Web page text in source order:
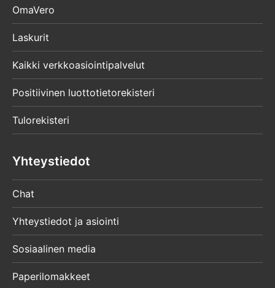
OmaVero
Laskurit
Kaikki verkkoasiointipalvelut
Positiivinen luottotietorekisteri
Tulorekisteri
Yhteystiedot
Chat
Yhteystiedot ja asiointi
Sosiaalinen media
Paperilomakkeet